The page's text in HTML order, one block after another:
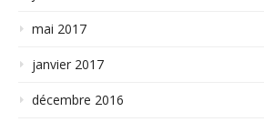
mai 2017
janvier 2017
décembre 2016